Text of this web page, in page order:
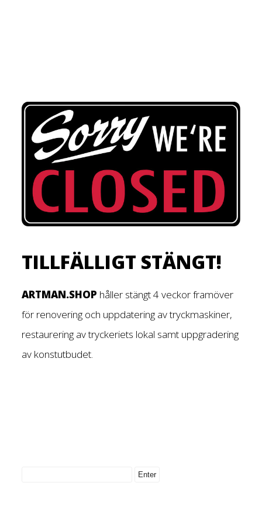
TILLFÄLLIGT STÄNGT!
ARTMAN.SHOP håller stängt 4 veckor framöver
för renovering och uppdatering av tryckmaskiner,
restaurering av tryckeriets lokal samt uppgradering
av konstutbudet.